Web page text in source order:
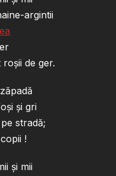
argintii
de ger.
și gri
stradă;
!
și mii